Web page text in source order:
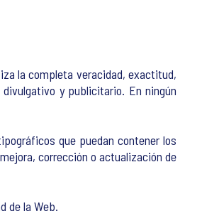
la completa veracidad, exactitud,
y publicitario. En ningún
que puedan contener los
corrección o actualización de
de la Web.